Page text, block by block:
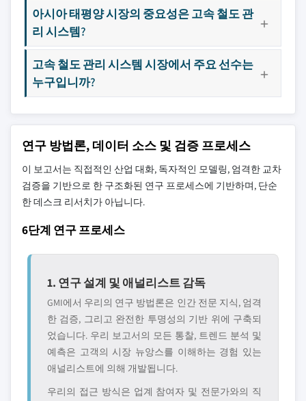
아시아 태평양 시장의 중요성은 고속 철도 관
리 시스템?
고속 철도 관리 시스템 시장에서 주요 선수는
누구입니까?
연구 방법론, 데이터 소스 및 검증 프로세스
이 보고서는 직접적인 산업 대화, 독자적인 모델링, 엄격한 교차
검증을 기반으로 한 구조화된 연구 프로세스에 기반하며, 단순
한 데스크 리서치가 아닙니다.
6단계 연구 프로세스
1. 연구 설계 및 애널리스트 감독
GMI에서 우리의 연구 방법론은 인간 전문 지식, 엄격
한 검증, 그리고 완전한 투명성의 기반 위에 구축되
었습니다. 우리 보고서의 모든 통찰, 트렌드 분석 및
예측은 고객의 시장 뉴앙스를 이해하는 경험 있는
애널리스트에 의해 개발됩니다.
우리의 접근 방식은 업계 참여자 및 전문가와의 직